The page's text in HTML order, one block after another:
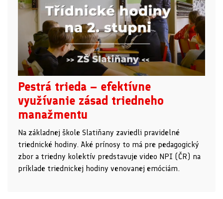
Pestrá trieda – efektívne
využívanie zásad triedneho
manažmentu
Na základnej škole Slatiňany zaviedli pravidelné
triednické hodiny. Aké prínosy to má pre pedagogický
zbor a triedny kolektív predstavuje video NPI (ČR) na
príklade triednickej hodiny venovanej emóciám.